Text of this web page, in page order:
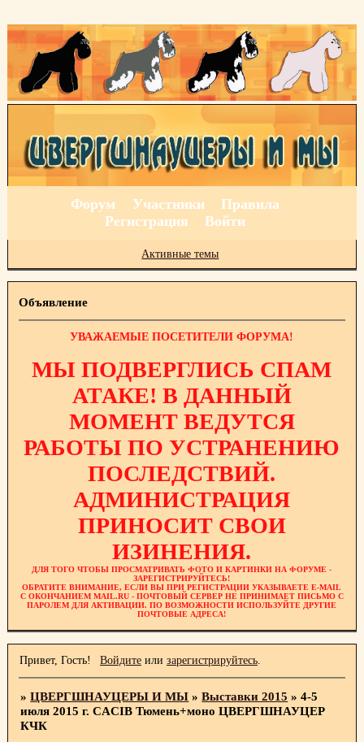
Форум Участники
Правила
Регистрация
Войти
Активные темы
Объявление
УВАЖАЕМЫЕ ПОСЕТИТЕЛИ ФОРУМА!
МЫ ПОДВЕРГЛИСЬ СПАМ
АТАКЕ! В ДАННЫЙ
МОМЕНТ ВЕДУТСЯ
РАБОТЫ ПО УСТРАНЕНИЮ
ПОСЛЕДСТВИЙ.
АДМИНИСТРАЦИЯ
ПРИНОСИТ СВОИ
ИЗИНЕНИЯ.
ДЛЯ ТОГО ЧТОБЫ ПРОСМАТРИВАТЬ ФОТО И КАРТИНКИ НА ФОРУМЕ -
ЗАРЕГИСТРИРУЙТЕСЬ!
ОБРАТИТЕ ВНИМАНИЕ, ЕСЛИ ВЫ ПРИ РЕГИСТРАЦИИ УКАЗЫВАЕТЕ E-MAIL
С ОКОНЧАНИЕМ MAIL.RU - ПОЧТОВЫЙ СЕРВЕР НЕ ПРИНИМАЕТ ПИСЬМО С
ПАРОЛЕМ ДЛЯ АКТИВАЦИИ. ПО ВОЗМОЖНОСТИ ИСПОЛЬЗУЙТЕ ДРУГИЕ
ПОЧТОВЫЕ АДРЕСА!
Привет, Гость! Войдитеили зарегистрируйтесь.
»ЦВЕРГШНАУЦЕРЫ И МЫ »Выставки 2015 »4-5
июля 2015 г. CACIB Тюмень+моно ЦВЕРГШНАУЦЕР
КЧК